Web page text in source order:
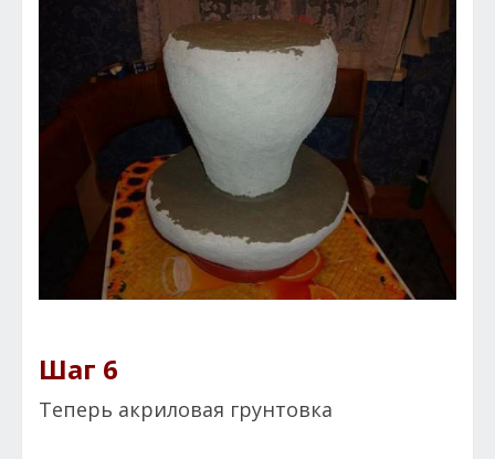
Шаг 6
Теперь акриловая грунтовка